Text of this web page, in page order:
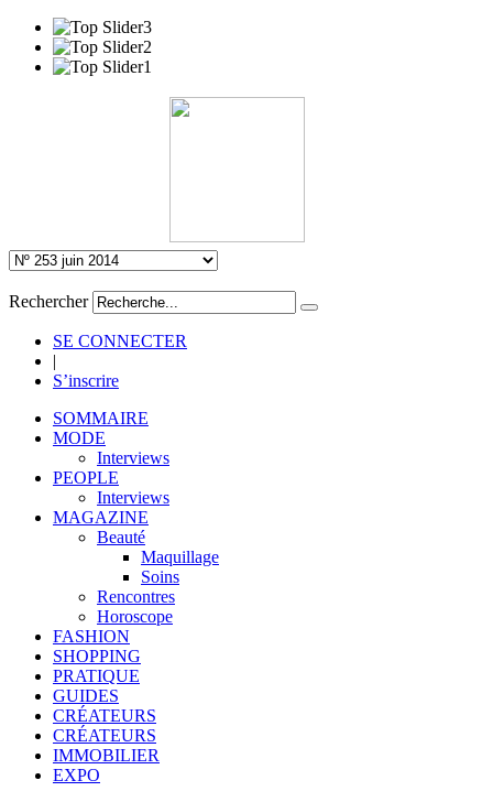
Rechercher
SE CONNECTER
|
S’inscrire
SOMMAIRE
MODE
Interviews
PEOPLE
Interviews
MAGAZINE
Beauté
Maquillage
Soins
Rencontres
Horoscope
FASHION
SHOPPING
PRATIQUE
GUIDES
CRÉATEURS
CRÉATEURS
IMMOBILIER
EXPO